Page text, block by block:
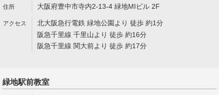
大阪府豊中市寺内2-13-4 緑地MIビル 2F
北大阪急行電鉄 緑地公園より 徒歩 約1分
阪急千里線 千里山より 徒歩 約16分
阪急千里線 関大前より 徒歩 約17分
緑地駅前教室